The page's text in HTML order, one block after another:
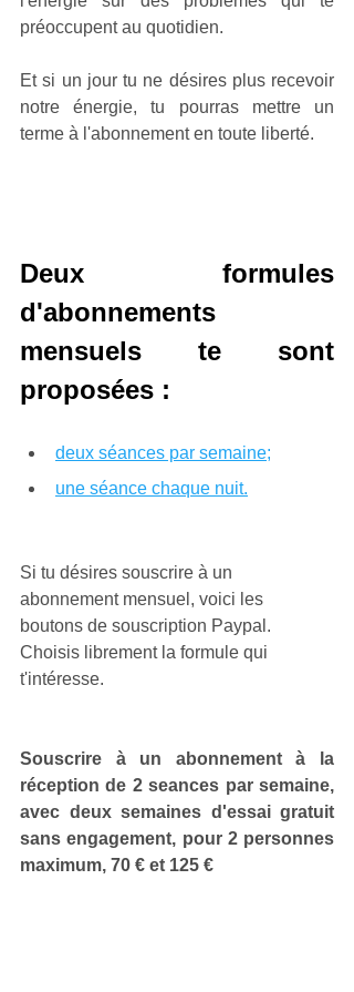
préoccupent au quotidien.
Et si un jour tu ne désires plus recevoir
notre énergie, tu pourras mettre un
terme à l'abonnement en toute liberté.
Deux formules
d'abonnements
mensuels te sont
proposées :
deux séances par semaine;
une séance chaque nuit.
Si tu désires souscrire à un
abonnement mensuel, voici les
boutons de souscription Paypal.
Choisis librement la formule qui
t'intéresse.
Souscrire à un abonnement à la
réception de 2 seances par semaine,
avec deux semaines d'essai gratuit
sans engagement, pour 2 personnes
maximum, 70 € et 125 €